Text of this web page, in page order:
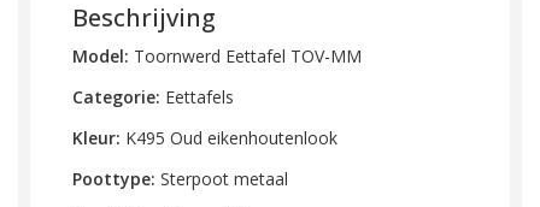
Beschrijving
Model: Toornwerd Eettafel TOV-MM
Categorie: Eettafels
Kleur: K495 Oud eikenhoutenlook
Poottype: Sterpoot metaal